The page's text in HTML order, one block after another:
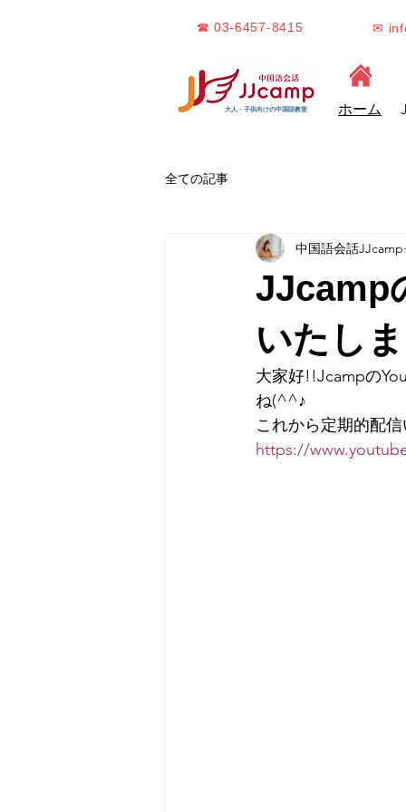
☎ 03-6457-8415 ✉
大人・子供向けの中国語教室 ホーム
全ての記事
JJcamp
いたし
中国語会話JJcamp
大家好!!Jcampの
ね(^^♪
これから定期的配
https://